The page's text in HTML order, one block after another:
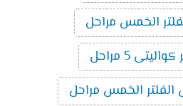
الخمس مراحل
5 مراحل
الخمس مراحل